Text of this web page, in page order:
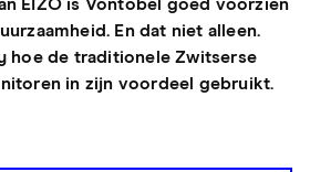
EIZO is Vontobel goed voorzien
En dat niet alleen.
hoe de traditionele Zwitserse
in zijn voordeel gebruikt.